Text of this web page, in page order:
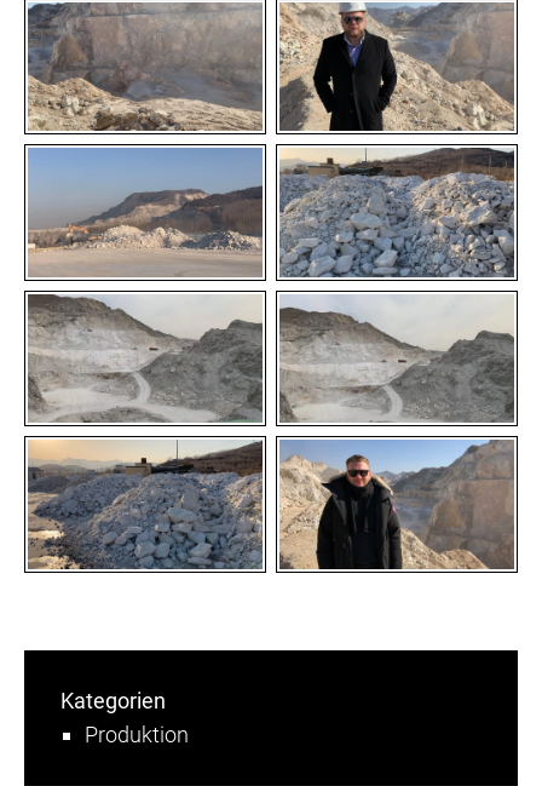
Kategorien
Produktion